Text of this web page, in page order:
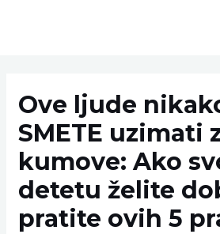
Ove ljude
SMETE uzimati
kumove: Ako
detetu želite
pratite ovih 5